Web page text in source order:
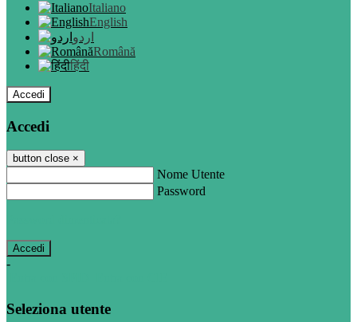
Italiano
English
اردو
Română
हिंदी
Accedi
Accedi
button close ×
Nome Utente
Password
-
Seleziona utente